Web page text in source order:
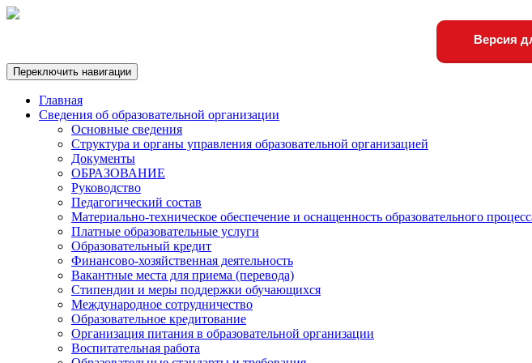
Версия
Переключить навигации
Главная
Сведения об образовательной организации
Основные сведения
Структура и органы управления образовательной организацией
Документы
ОБРАЗОВАНИЕ
Руководство
Педагогический состав
Материально-техническое обеспечение и оснащенность образовательного
Платные образовательные услуги
Образовательный кредит
Финансово-хозяйственная деятельность
Вакантные места для приема (перевода)
Стипендии и меры поддержки обучающихся
Международное сотрудничество
Образовательное кредитование
Организация питания в образовательной организации
Воспитательная работа